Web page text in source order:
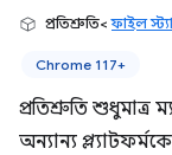
প্রতিশ্রুতি<ফাইল
Chrome 117+
প্রতিশ্রুতি শুধুমাত্র
অন্যান্য